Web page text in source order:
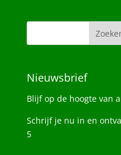
Nieuwsbrief
Blijf op de hoogte van
Schrijf je nu in en
5